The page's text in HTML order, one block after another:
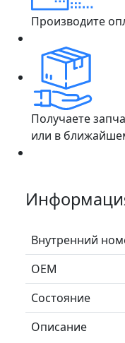
Производите
Получаете
или в
Внутренний
ОЕМ
Состояние
Описание